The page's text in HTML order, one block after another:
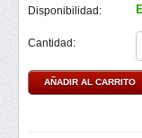
Disponibilidad:
Cantidad:
AÑADIR AL CARRITO